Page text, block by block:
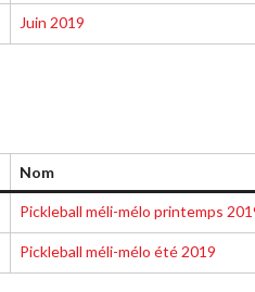
Juin 2019
Nom
Pickleball méli-mélo printemps
Pickleball méli-mélo été 2019